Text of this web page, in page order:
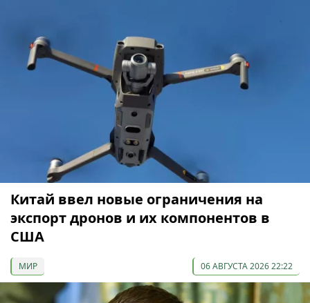
Китай ввел новые ограничения на
экспорт дронов и их компонентов в
США
МИР 06 АВГУСТА 2026 22:22